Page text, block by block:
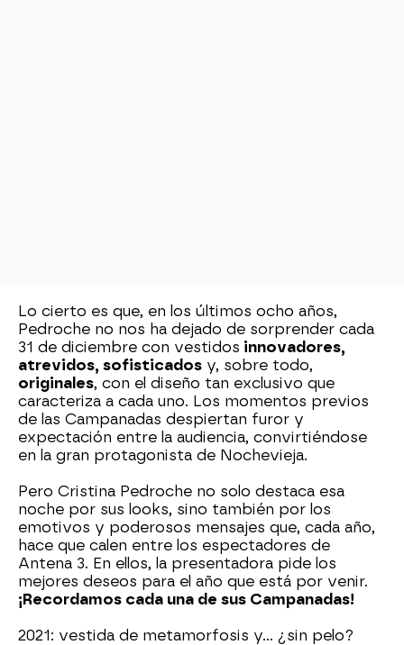
Lo cierto es que, en los últimos ocho años,
Pedroche no nos ha dejado de sorprender cada
31 de diciembre con vestidos innovadores,
atrevidos, sofisticados y, sobre todo,
originales, con el diseño tan exclusivo que
caracteriza a cada uno. Los momentos previos
de las Campanadas despiertan furor y
expectación entre la audiencia, convirtiéndose
en la gran protagonista de Nochevieja.
Pero Cristina Pedroche no solo destaca esa
noche por sus looks, sino también por los
emotivos y poderosos mensajes que, cada año,
hace que calen entre los espectadores de
Antena 3. En ellos, la presentadora pide los
mejores deseos para el año que está por venir.
¡Recordamos cada una de sus Campanadas!
2021: vestida de metamorfosis y... ¿sin pelo?